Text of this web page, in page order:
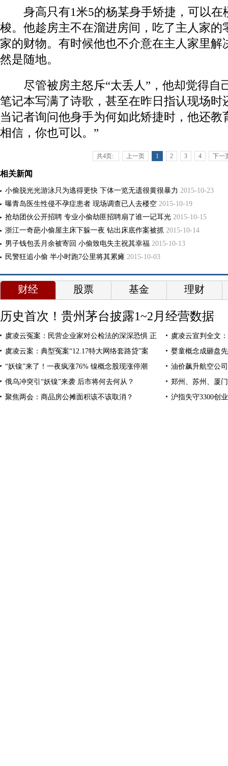
身高只有1米5的杨某身手矫捷，可以在
梭。他趁房主不在溜进房间，吃了主人家的
家的财物。有时候他也不介意在主人家里解
然是随地。
尽管被房主怒斥“太丢人”，他却觉得自
笔记本写满了诗歌，甚至在昨日指认现场时
当记者询问他身手为何如此矫捷时，他还教
相信 ，你也可以。”
共4页: 上一页 1 2 3 4 下一
相关新闻
小偷脱光光游泳只为逃得更快 下体一览无遗很黄很暴力 2015-10-23
曝青岛医生性侵不孕症患者 现场调查已人去楼空 2015-10-19
抢劫团伙公开招聘 专业小偷劫匪招聘扇了谁一记耳光 2015-10-15
浙江一奇葩小偷屋主床下躲一夜 钻出床底作案被抓 2015-10-14
男子钱包丢月余被寄回 小偷致电失主祝其幸福 2015-10-13
民警狂追小偷 半小时跑7公里将其累瘫 2015-10-03
财经 股票 基金 理财
历史首次！贵州茅台披露1~2月经营数据
虞凌云冤案：民营企业家对公检法的深深恐惧 正
虞凌云宣判全文
虞凌云案：典型冤案“12.17特大网络套路贷”案
婴童概念成砸盘
“妖镍”来了！一夜疯涨76% 镍概念股现涨停潮
油价飙升航空公
俄乌冲突引“妖镍”来袭 后市将何去何从？
郑州、苏州、厦
聚焦两会：商品房公摊面积该不该取消？
沪指失守3300创